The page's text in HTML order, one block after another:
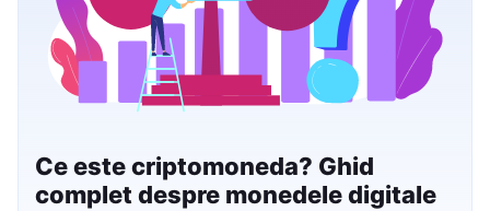
Ce este criptomoneda? Ghid
complet despre monedele digitale